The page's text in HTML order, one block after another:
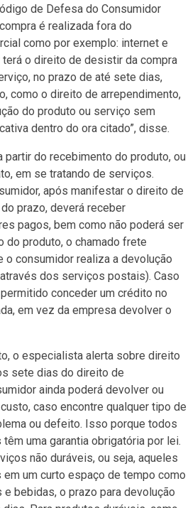
de Defesa do Consumidor
é realizada fora do
como por exemplo: internet e
o direito de desistir da compra
no prazo de até sete dias,
como o direito de arrependimento,
do produto ou serviço sem
dentro do ora citado”, disse.
partir do recebimento do produto, ou
em se tratando de serviços.
após manifestar o direito de
prazo, deverá receber
pagos, bem como não poderá ser
do produto, o chamado frete
o consumidor realiza a devolução
dos serviços postais). Caso
conceder um crédito no
em vez da empresa devolver o
o especialista alerta sobre direito
sete dias do direito de
ainda poderá devolver ou
caso encontre qualquer tipo de
ou defeito. Isso porque todos
uma garantia obrigatória por lei.
não duráveis, ou seja, aqueles
um curto espaço de tempo como
bebidas, o prazo para devolução